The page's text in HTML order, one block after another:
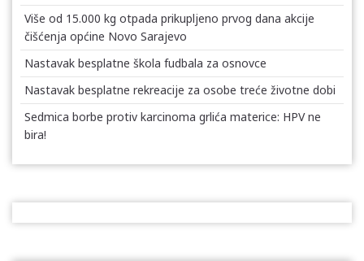
Više od 15.000 kg otpada prikupljeno prvog dana akcije
čišćenja općine Novo Sarajevo
Nastavak besplatne škola fudbala za osnovce
Nastavak besplatne rekreacije za osobe treće životne dobi
Sedmica borbe protiv karcinoma grlića materice: HPV ne
bira!